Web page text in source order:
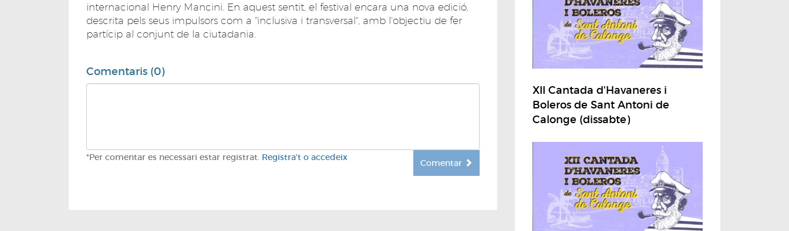
internacional Henry Mancini. En aquest sentit, el festival encara una nova edició,
descrita pels seus impulsors com a "inclusiva i transversal", amb l'objectiu de fer
partícip al conjunt de la ciutadania.
Comentaris (0)
*Per comentar es necessari estar registrat. Registra't o accedeix
Comentar
XII Cantada d'Havaneres i
Boleros de Sant Antoni de
Calonge (dissabte)